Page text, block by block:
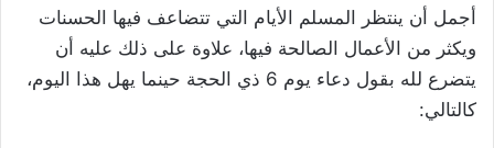
أجمل أن ينتظر المسلم الأيام التي تتضاعف فيها الحسنات
ويكثر من الأعمال الصالحة فيها، علاوة على ذلك عليه أن
يتضرع لله بقول دعاء يوم 6 ذي الحجة حينما يهل هذا اليوم،
كالتالي: